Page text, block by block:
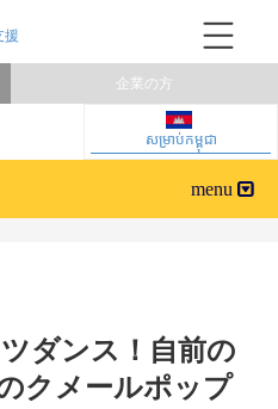
សម្រាប់កម្ពុជា
企業の方
ダンス！自前の
クメールポップ